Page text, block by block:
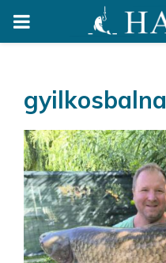
PRIMARY
gyilkosbalna